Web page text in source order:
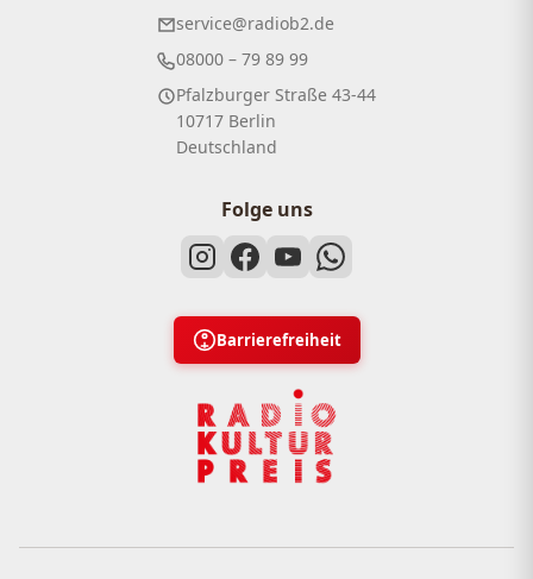
service@radiob2.de
08000 – 79 89 99
Pfalzburger Straße 43-44
10717 Berlin
Deutschland
Folge uns
Barrierefreiheit